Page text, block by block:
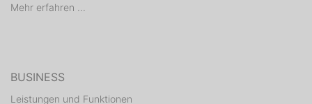
Mehr erfahren ...
BUSINESS
Leistungen und Funktionen